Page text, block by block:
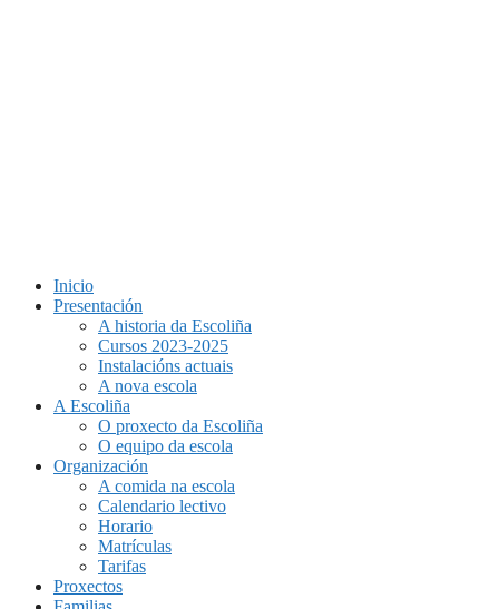
Inicio
Presentación
A historia da Escoliña
Cursos 2023-2025
Instalacións actuais
A nova escola
A Escoliña
O proxecto da Escoliña
O equipo da escola
Organización
A comida na escola
Calendario lectivo
Horario
Matrículas
Tarifas
Proxectos